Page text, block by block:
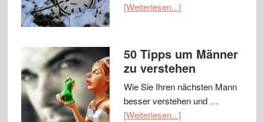
[Weiterlesen...]
50 Tipps um Männer
zu verstehen
Wie Sie Ihren nächsten Mann
besser verstehen und …
[Weiterlesen...]